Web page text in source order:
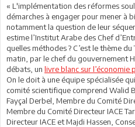
« L'implémentation des réformes
démarches à engager pour mener à
notamment la question de leur
estime l’Institut Arabe des Chef
quelles méthodes ? C’est le thème
matin, par le chef du gouvernement
débats, un livre blanc sur
On le doit à une équipe spécialisée
comité scientifique comprend Walid
Fayçal Derbel, Membre du Comité
Membre du Comité Directeur IACE
Directeur IACE et Majdi Hassen,